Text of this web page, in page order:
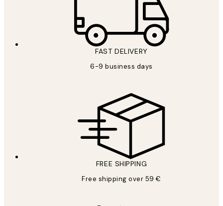
FAST DELIVERY
6-9 business days
FREE SHIPPING
Free shipping over 59 €